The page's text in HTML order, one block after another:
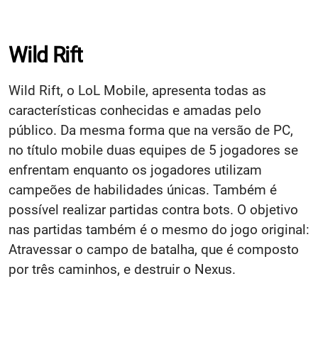
Wild Rift
Wild Rift, o LoL Mobile, apresenta todas as
características conhecidas e amadas pelo
público. Da mesma forma que na versão de PC,
no título mobile duas equipes de 5 jogadores se
enfrentam enquanto os jogadores utilizam
campeões de habilidades únicas. Também é
possível realizar partidas contra bots. O objetivo
nas partidas também é o mesmo do jogo original:
Atravessar o campo de batalha, que é composto
por três caminhos, e destruir o Nexus.